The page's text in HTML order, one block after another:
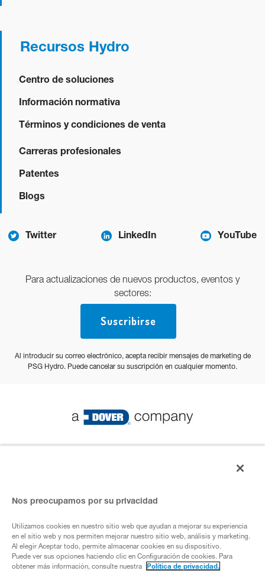
Recursos Hydro
Centro de soluciones
Información normativa
Términos y condiciones de venta
Carreras profesionales
Patentes
Blogs
Twitter LinkedIn YouTube
Para actualizaciones de nuevos productos, eventos y
sectores:
Suscribirse
Al introducir su correo electrónico, acepta recibir mensajes de marketing de
PSG Hydro. Puede cancelar su suscripción en cualquier momento.
Empresa de ADover
Nos preocupamos por su privacidad
Utilizamos cookies en nuestro sitio web que ayudan a mejorar su experiencia
en el sitio web y nos permiten mejorar nuestro sitio web, análisis y marketing.
Al elegir Aceptar todo, permite almacenar cookies en su dispositivo.
Puede ver sus opciones haciendo clic en Configuración de cookies. Para
obtener más información, consulte nuestra
Política de privacidad.